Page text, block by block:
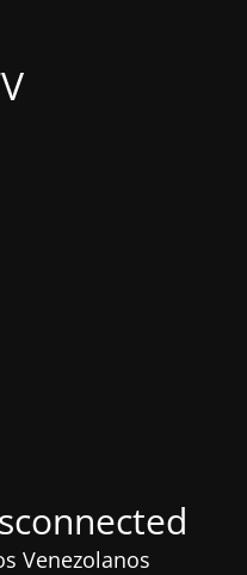
Venezolanos